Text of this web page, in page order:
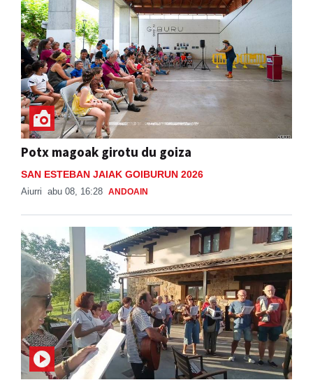
Potx magoak girotu du goiza
SAN ESTEBAN JAIAK GOIBURUN 2026
Aiurri abu 08, 16:28 ANDOAIN